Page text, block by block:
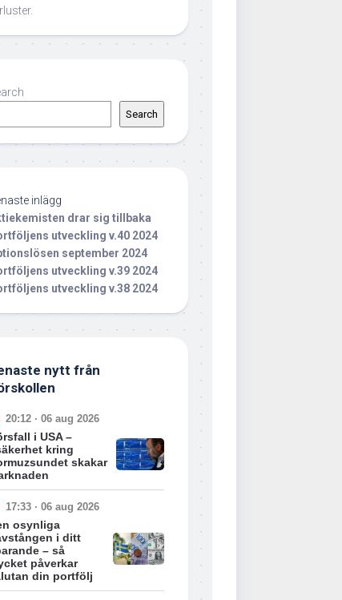
Search
inlägg
drar sig tillbaka
utveckling v.40 2024
september 2024
utveckling v.39 2024
utveckling v.38 2024
nytt från
20:12 · 06 aug 2026
i USA –
kring
skakar
17:33 · 06 aug 2026
osynliga
i ditt
– så
påverkar
din portfölj